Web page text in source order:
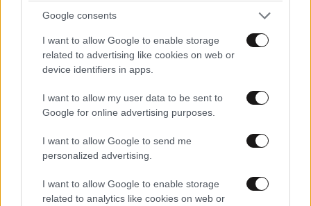
Google consents
I want to allow Google to enable storage
related to advertising like cookies on web or
device identifiers in apps.
I want to allow my user data to be sent to
Google for online advertising purposes.
I want to allow Google to send me
personalized advertising.
I want to allow Google to enable storage
related to analytics like cookies on web or
Η αυτοκρατορία του «Έντικ» και ο «μεγάλος»
που φέρεται να βρίσκεται πίσω του – Τι ορίζει ο